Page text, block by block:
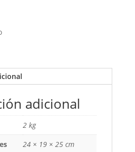
adicional
2 kg
24 × 19 × 25 cm